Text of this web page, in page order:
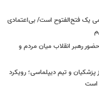
یک فتح‌الفتوح است/ بی‌اعتمادی
رهبر انقلاب میان مردم و
پزشکیان و تیم دیپلماسی؛ رویکرد
است